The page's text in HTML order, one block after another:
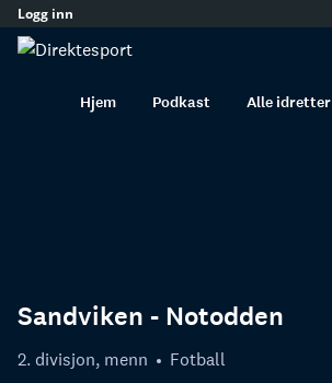
innhold
Logg inn
Hjem Podkast Alle idretter
Sandviken - Notodden
2. divisjon, menn Fotball